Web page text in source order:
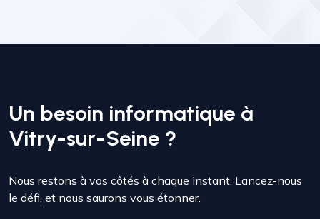
Un besoin informatique à
Vitry-sur-Seine ?
Nous restons à vos côtés à chaque instant. Lancez-nous
le défi, et nous saurons vous étonner.